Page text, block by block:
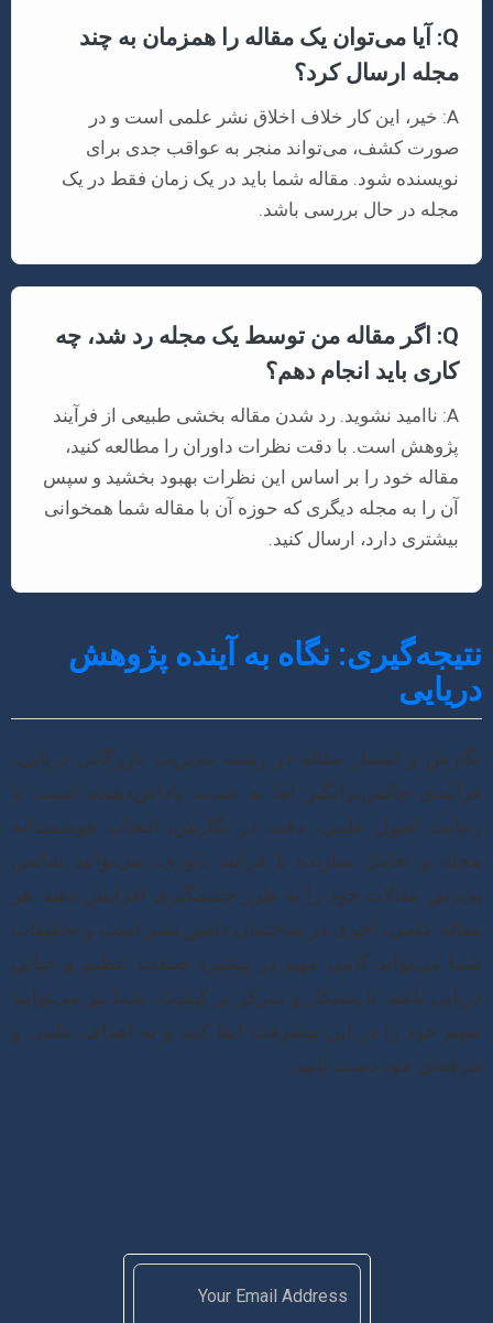
Q: آیا می‌توان یک مقاله را همزمان به چند
مجله ارسال کرد؟
A: خیر، این کار خلاف اخلاق نشر علمی است و در
صورت کشف، می‌تواند منجر به عواقب جدی برای
نویسنده شود. مقاله شما باید در یک زمان فقط در یک
مجله در حال بررسی باشد.
Q: اگر مقاله من توسط یک مجله رد شد، چه
کاری باید انجام دهم؟
A: ناامید نشوید. رد شدن مقاله بخشی طبیعی از فرآیند
پژوهش است. با دقت نظرات داوران را مطالعه کنید،
مقاله خود را بر اساس این نظرات بهبود بخشید و سپس
آن را به مجله دیگری که حوزه آن با مقاله شما همخوانی
بیشتری دارد، ارسال کنید.
نتیجه‌گیری: نگاه به آینده پژوهش
دریایی
نگارش و انتشار مقاله در رشته مدیریت بازرگانی دریایی،
فرآیندی چالش‌برانگیز اما به شدت پاداش‌دهنده است. با
رعایت اصول علمی، دقت در نگارش، انتخاب هوشمندانه
مجله و تعامل سازنده با فرآیند داوری، می‌توانید شانس
پذیرش مقالات خود را به طرز چشمگیری افزایش دهید. هر
مقاله علمی، آجری در ساختمان دانش بشر است و تحقیقات
شما می‌تواند گامی مهم در پیشبرد صنعت عظیم و حیاتی
دریایی باشد. با پشتکار و تمرکز بر کیفیت، شما نیز می‌توانید
سهم خود را در این پیشرفت ایفا کنید و به اهداف علمی و
حرفه‌ای خود دست یابید.